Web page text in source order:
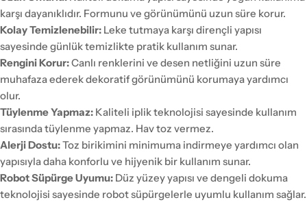
karşı dayanıklıdır. Formunu ve görünümünü uzun süre korur.
Kolay Temizlenebilir: Leke tutmaya karşı dirençli yapısı
sayesinde günlük temizlikte pratik kullanım sunar.
Rengini Korur:Canlı renklerini ve desen netliğini uzun süre
muhafaza ederek dekoratif görünümünü korumaya yardımcı
olur.
Tüylenme Yapmaz: Kaliteli iplik teknolojisi sayesinde kullanım
sırasında tüylenme yapmaz. Hav toz vermez.
Alerji Dostu:Toz birikimini minimuma indirmeye yardımcı olan
yapısıyla daha konforlu ve hijyenik bir kullanım sunar.
Robot Süpürge Uyumu: Düz yüzey yapısı ve dengeli dokuma
teknolojisi sayesinde robot süpürgelerle uyumlu kullanım sağlar.